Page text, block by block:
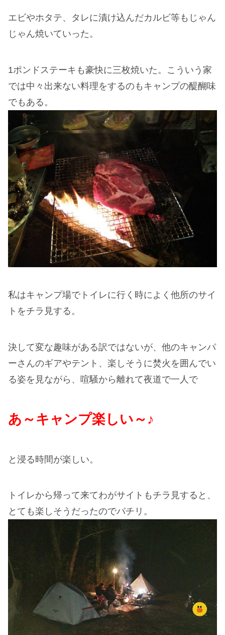
エビやホタテ、タレに漬け込んだカルビ等もじゃん
じゃん焼いていった。
1ポンドステーキも豪快に三枚焼いた。こういう家
では中々出来ない料理をするのもキャンプの醍醐味
でもある。
私はキャンプ場でトイレに行く時によく他所のサイ
トをチラ見する。
決して変な趣味がある訳ではないが、他のキャンパ
ーさんのギアやテント、楽しそうに焚火を囲んでい
る姿を見ながら、喧騒から離れて夜道で一人で
あ～キャンプ楽しい～♪
と浸る時間が楽しい。
トイレから帰って来てわがサイトもチラ見すると、
とても楽しそうだったのでパチリ。